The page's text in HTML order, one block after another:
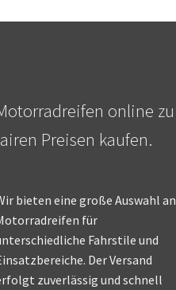
online zu
Preisen kaufen.
bieten eine große Auswahl an
für
Fahrstile und
Der Versand
zuverlässig und schnell